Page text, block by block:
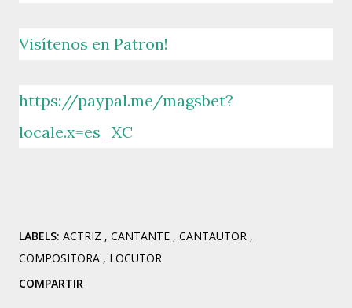
Visítenos en Patron!
https://paypal.me/magsbet?
locale.x=es_XC
LABELS: ACTRIZ CANTANTE
CANTAUTOR
COMPOSITORA
LOCUTOR
COMPARTIR